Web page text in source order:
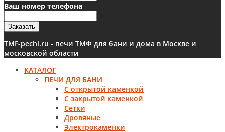
Ваш номер телефона
Заказать
TMF-pechi.ru - печи ТМФ для бани и дома в Москве и
московской области
КАТАЛОГ
ПЕЧИ ДЛЯ БАНИ
С открытой каменкой
С закрытой каменкой
Сетки
Дровяные
Электрокаменки